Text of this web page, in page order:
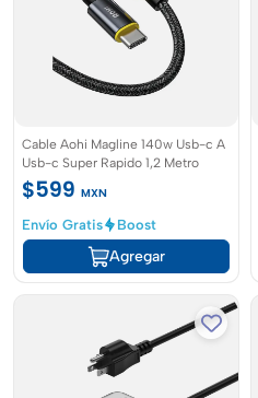
Cable Aohi Magline 140w Usb-c A
Usb-c Super Rapido 1,2 Metro
$599 MXN
Envío Gratis
Boost
Agregar